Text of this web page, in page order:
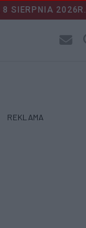
8 SIERPNIA 2026R.
REKLAMA